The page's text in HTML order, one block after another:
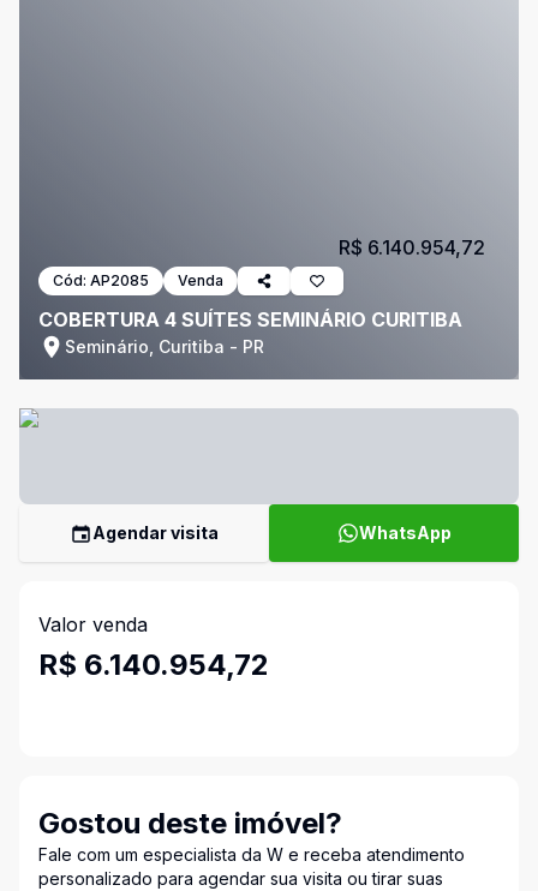
Cód: AP2085 Venda
COBERTURA 4 SUÍTES SEMINÁRIO CURITIBA
Seminário, Curitiba - PR
R$ 6.140.954,72
Agendar visita WhatsApp
Valor venda
R$ 6.140.954,72
Gostou deste imóvel?
Fale com um especialista da W e receba atendimento
personalizado para agendar sua visita ou tirar suas